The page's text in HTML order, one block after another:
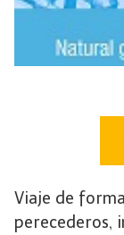
Viaje de
perecederos,